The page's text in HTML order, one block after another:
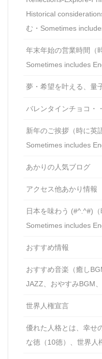
Historical
む・Sometimes
年末年始の営業時間（
Sometimes includes
夢・希望を叶える、量
バレンタインチョコ・
新年のご挨拶（時に英
Sometimes includes
あかりの人気ブログ
アクセス他あかり情報
日本を味わう (#^.^#)（
Sometimes includes
おすすめ情報
おすすめ音楽（癒し
JAZZ、おやすみBGM、
世界人権宣言
優れた人格とは、幸せ
な徳（10徳）、世界人